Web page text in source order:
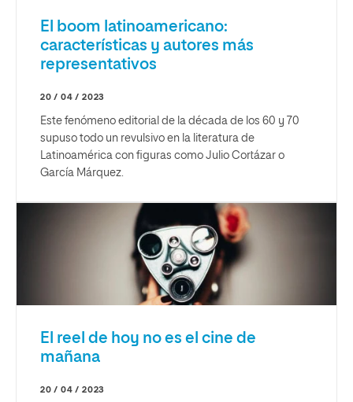
El boom latinoamericano:
características y autores más
representativos
20 / 04 / 2023
Este fenómeno editorial de la década de los 60 y 70
supuso todo un revulsivo en la literatura de
Latinoamérica con figuras como Julio Cortázar o
García Márquez.
El reel de hoy no es el cine de
mañana
20 / 04 / 2023